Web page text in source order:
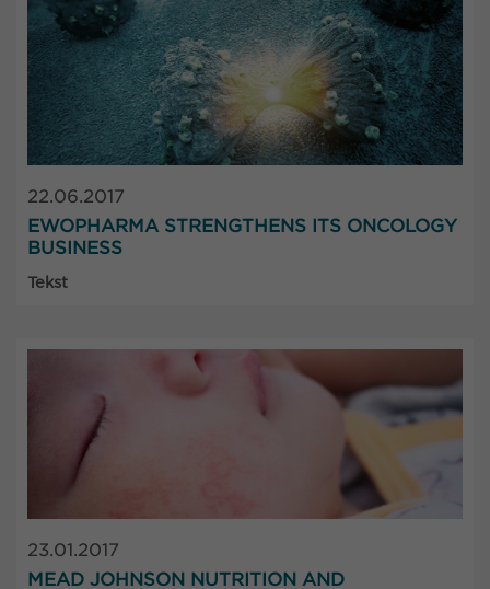
22.06.2017
EWOPHARMA STRENGTHENS ITS ONCOLOGY
BUSINESS
Tekst
23.01.2017
MEAD JOHNSON NUTRITION AND